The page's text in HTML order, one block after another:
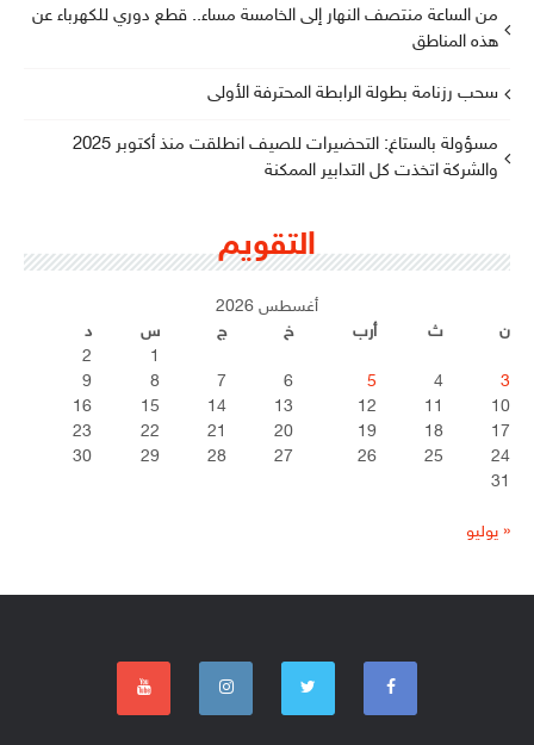
من الساعة منتصف النهار إلى الخامسة مساء.. قطع دوري للكهرباء عن
هذه المناطق
سحب رزنامة بطولة الرابطة المحترفة الأولى
مسؤولة بالستاغ: التحضيرات للصيف انطلقت منذ أكتوبر 2025
والشركة اتخذت كل التدابير الممكنة
التقويم
أغسطس 2026
ن
ث أرب خ ج س
د
1
2
3
4
5
6
7
8
9
10
11
12
13
14
15
16
17
18
19
20
21
22
23
24
25
26
27
28
29
30
31
« يوليو